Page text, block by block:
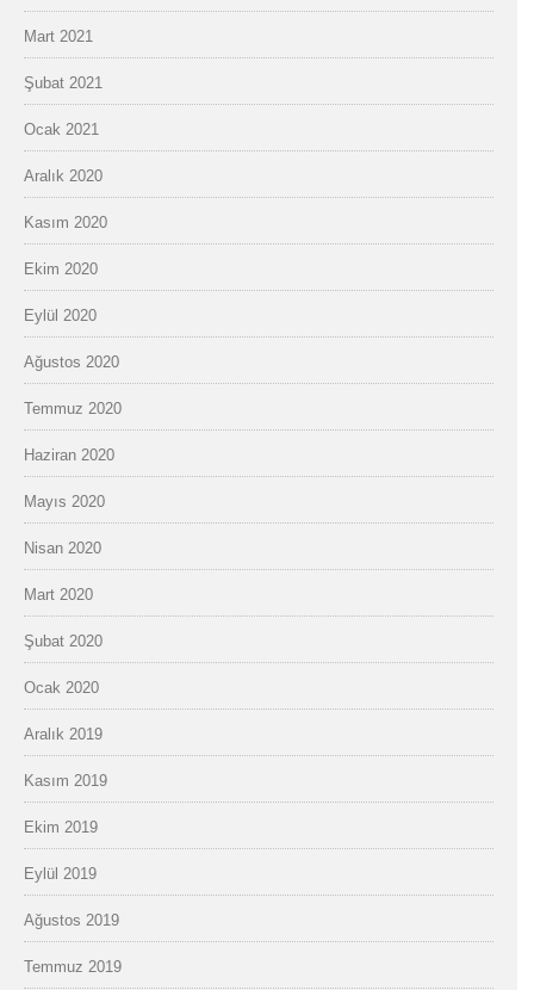
Mart 2021
Şubat 2021
Ocak 2021
Aralık 2020
Kasım 2020
Ekim 2020
Eylül 2020
Ağustos 2020
Temmuz 2020
Haziran 2020
Mayıs 2020
Nisan 2020
Mart 2020
Şubat 2020
Ocak 2020
Aralık 2019
Kasım 2019
Ekim 2019
Eylül 2019
Ağustos 2019
Temmuz 2019